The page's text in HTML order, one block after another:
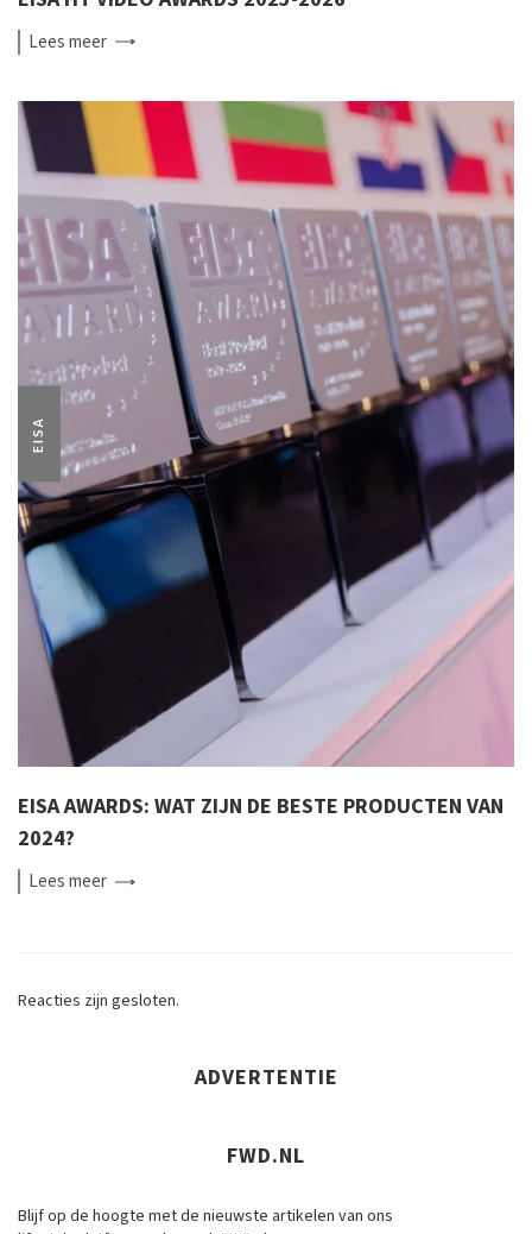
Leesmeer
EISA
EISA AWARDS: WAT ZIJN DE BESTE PRODUCTEN VAN
2024?
Leesmeer
Reacties zijn gesloten.
ADVERTENTIE
FWD.NL
Blijf op de hoogte met de nieuwste artikelen van ons